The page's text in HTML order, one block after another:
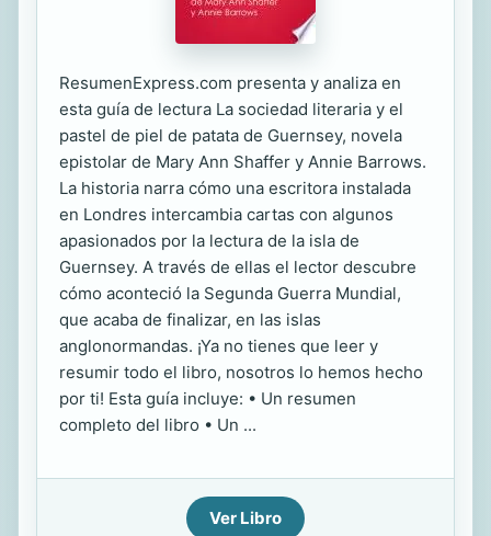
ResumenExpress.com presenta y analiza en
esta guía de lectura La sociedad literaria y el
pastel de piel de patata de Guernsey, novela
epistolar de Mary Ann Shaffer y Annie Barrows.
La historia narra cómo una escritora instalada
en Londres intercambia cartas con algunos
apasionados por la lectura de la isla de
Guernsey. A través de ellas el lector descubre
cómo aconteció la Segunda Guerra Mundial,
que acaba de finalizar, en las islas
anglonormandas. ¡Ya no tienes que leer y
resumir todo el libro, nosotros lo hemos hecho
por ti! Esta guía incluye: • Un resumen
completo del libro • Un ...
Ver Libro